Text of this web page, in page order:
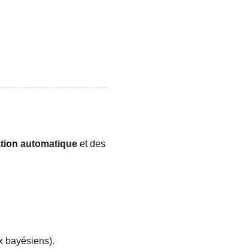
automatique et des
bayésiens).